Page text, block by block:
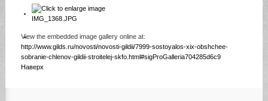
View the embedded image gallery online at:
http://www.gilds.ru/novosti/novosti-gildii/7999-sostoyalos-xix-obshchee-
sobranie-chlenov-gildii-stroitelej-skfo.html#sigProGalleria704285d6c9
Наверх